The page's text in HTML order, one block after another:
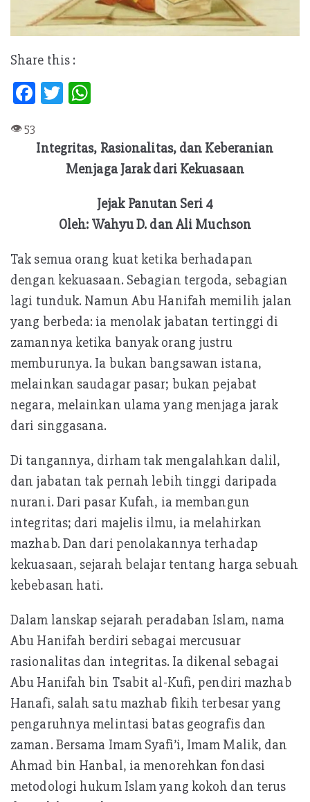
Share this :
Fa
b
oo
T
itt
er
at
s
A
p
p
Integritas, Rasionalitas, dan Keberanian
Menjaga Jarak dari Kekuasaan
Jejak Panutan Seri 4
Oleh: Wahyu D. dan Ali Muchson
Tak semua orang kuat ketika berhadapan
dengan kekuasaan. Sebagian tergoda, sebagian
lagi tunduk. Namun Abu Hanifah memilih jalan
yang berbeda: ia menolak jabatan tertinggi di
zamannya ketika banyak orang justru
memburunya. Ia bukan bangsawan istana,
melainkan saudagar pasar; bukan pejabat
negara, melainkan ulama yang menjaga jarak
dari singgasana.
Di tangannya, dirham tak mengalahkan dalil,
dan jabatan tak pernah lebih tinggi daripada
nurani. Dari pasar Kufah, ia membangun
integritas; dari majelis ilmu, ia melahirkan
mazhab. Dan dari penolakannya terhadap
kekuasaan, sejarah belajar tentang harga sebuah
kebebasan hati.
Dalam lanskap sejarah peradaban Islam, nama
Abu Hanifah berdiri sebagai mercusuar
rasionalitas dan integritas. Ia dikenal sebagai
Abu Hanifah bin Tsabit al-Kufi, pendiri mazhab
Hanafi, salah satu mazhab fikih terbesar yang
pengaruhnya melintasi batas geografis dan
zaman. Bersama Imam Syafi’i, Imam Malik, dan
Ahmad bin Hanbal, ia menorehkan fondasi
metodologi hukum Islam yang kokoh dan terus